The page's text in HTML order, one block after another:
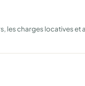
les charges locatives et